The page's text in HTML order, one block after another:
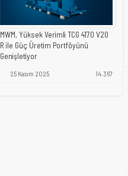
MWM, Yüksek Verimli TCG 4170 V20
R ile Güç Üretim Portföyünü
Genişletiyor
25 Kasım 2025 14.367